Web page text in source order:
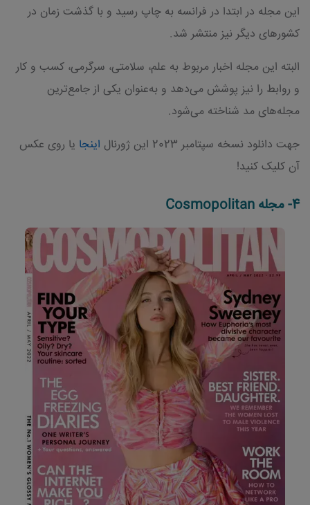
این مجله در ابتدا در فرانسه به چاپ رسید و با گذشت زمان در
کشورهای دیگر نیز منتشر شد.
البته این مجله اخبار مربوط به علم، سلامتی، سرگرمی، کسب و کار
و روابط را نیز پوشش می‌دهد و به‌عنوان یکی از جامع‌ترین
مجله‌های مد شناخته می‌شود.
جهت دانلود نسخه سپتامبر 2023 این ژورنال
اینجا یا روی عکس
آن کلیک کنید!
4- مجله Cosmopolitan